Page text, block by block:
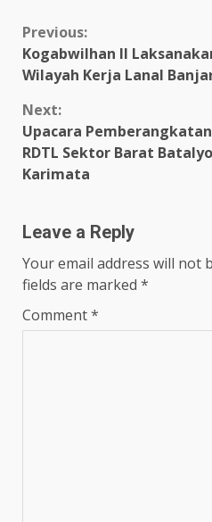
Continue
Reading
Previous:
Kogabwilhan II
Wilayah Kerja Lanal
Next:
Upacara
RDTL Sektor Barat
Karimata
Leave a Reply
Your email address will not
fields are marked *
Comment*